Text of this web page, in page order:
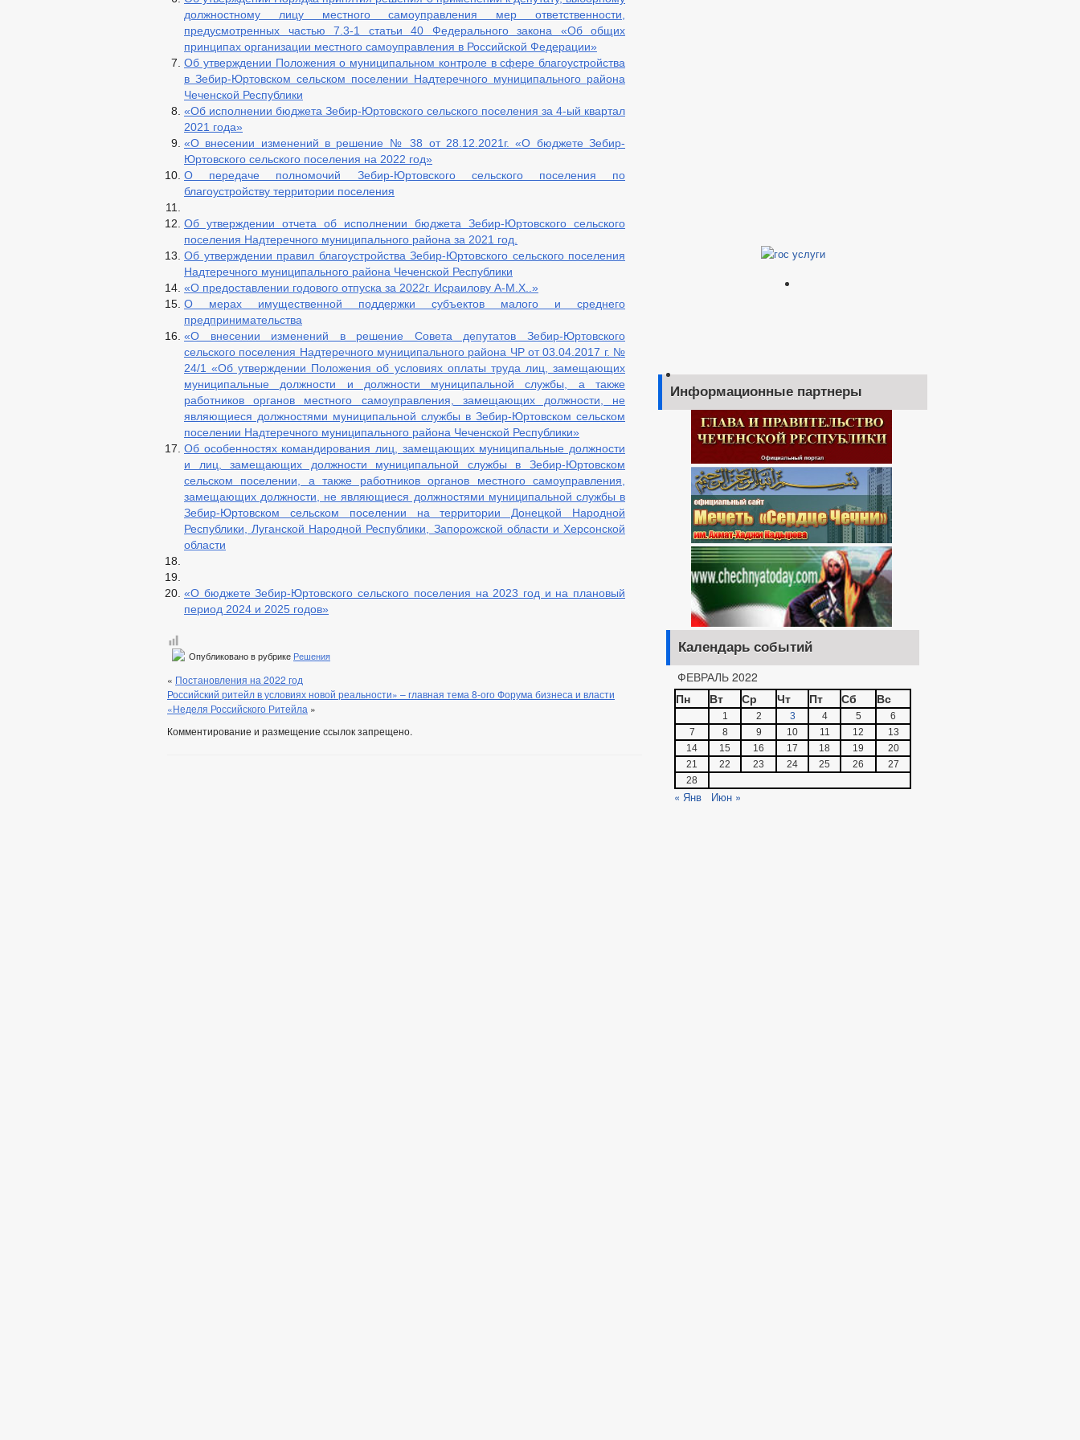
Информация о результатах проверок
ГО и ЧС
Совет депутатов
Депутаты
Задачи
Функции
Структура
Полномочия
Противодействие коррупции
НПА
Иные акты в сфере противодействия коррупции
Антикоррупционная экспертиза
Методические материалы
Формы документов, связанных с противодействием коррупции, для заполнения
Комиссия по соблюдению требований к служебному поведению и урегулированию конфликта интересов
Обратная связь для сообщений о фактах коррупции
_
Правовые акты
Устав
Решения
Реестр НПА
Проекты к обсуждению
Проекты Решений
Проекты Распоряжений
Проекты Постановлений
Административные регламенты
Постановления администрации
Распоряжения администрации
Порядок обжалования НПА
Результаты проверок
Публичные слушания
Федеральные законы
Бюджет
Бюджет по годам
Отчет об исполнении бюджета
Муниципальные услуги
Муниципальные услуги
Стандарты муниципальных услуг
Прием граждан
Обращение к главе
График приема граждан
Обзоры обращений граждан
Форма обращений и заявлений
Порядок рассмотрения обращений
Регламент рассмотрения обращений
должностному лицу местного самоуправления мер ответственности,
предусмотренных частью 7.3-1 статьи 40 Федерального закона «Об общих
принципах организации местного самоуправления в Российской Федерации»
Об утверждении Положения о муниципальном контроле в сфере благоустройства
в Зебир-Юртовском сельском поселении Надтеречного муниципального района
Чеченской Республики
«Об исполнении бюджета Зебир-Юртовского сельского поселения за 4-ый квартал
2021 года»
«О внесении изменений в решение № 38 от 28.12.2021г. «О бюджете Зебир-
Юртовского сельского поселения на 2022 год»
О передаче полномочий Зебир-Юртовского сельского поселения по
благоустройству территории поселения
Об утверждении отчета об исполнении бюджета Зебир-Юртовского сельского
поселения Надтеречного муниципального района за 2021 год.
Об утверждении правил благоустройства Зебир-Юртовского сельского поселения
Надтеречного муниципального района Чеченской Республики
«О предоставлении годового отпуска за 2022г. Исраилову А-М.Х..»
О мерах имущественной поддержки субъектов малого и среднего
предпринимательства
«О внесении изменений в решение Совета депутатов Зебир-Юртовского
сельского поселения Надтеречного муниципального района ЧР от 03.04.2017 г. №
24/1 «Об утверждении Положения об условиях оплаты труда лиц, замещающих
муниципальные должности и должности муниципальной службы, а также
работников органов местного самоуправления, замещающих должности, не
являющиеся должностями муниципальной службы в Зебир-Юртовском сельском
поселении Надтеречного муниципального района Чеченской Республики»
Об особенностях командирования лиц, замещающих муниципальные должности
и лиц, замещающих должности муниципальной службы в Зебир-Юртовском
сельском поселении, а также работников органов местного самоуправления,
замещающих должности, не являющиеся должностями муниципальной службы в
Зебир-Юртовском сельском поселении на территории Донецкой Народной
Республики, Луганской Народной Республики, Запорожской области и Херсонской
области
«О бюджете Зебир-Юртовского сельского поселения на 2023 год и на плановый
период 2024 и 2025 годов»
Опубликовано в рубрике Решения
« Постановления на 2022 год
Российский ритейл в условиях новой реальности» – главная тема 8-ого Форума бизнеса и власти
«Неделя Российского Ритейла »
Комментирование и размещение ссылок запрещено.
Информационные партнеры
Календарь событий
ФЕВРАЛЬ 2022
Пн
Вт Ср Чт Пт Сб Вс
1 2 3 4 5
6
7
8 9 10 11 12
13
14
15 16 17 18 19
20
21
22 23 24 25 26
27
28
« Янв Июн »